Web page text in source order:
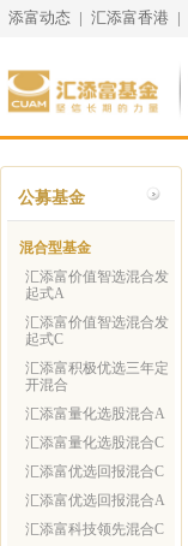
添富动态 | 汇添富香港 |
公募基金
混合型基金
汇添富价值智选混合发
起式A
汇添富价值智选混合发
起式C
汇添富积极优选三年定
开混合
汇添富量化选股混合A
汇添富量化选股混合C
汇添富优选回报混合C
汇添富优选回报混合A
汇添富科技领先混合C